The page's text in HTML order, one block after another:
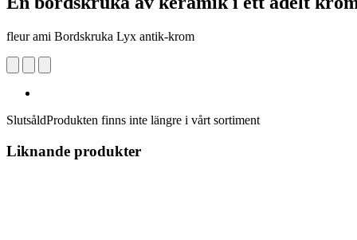
fleur ami Bordskruka Lyx antik-krom
SlutsåldProdukten finns inte längre i vårt sortiment
Liknande produkter